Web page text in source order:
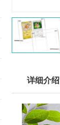
详细介绍